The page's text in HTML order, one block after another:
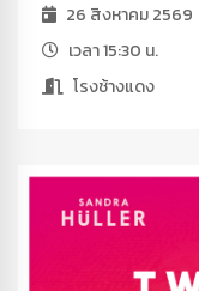
26 สิงหาคม 2569
เวลา 15:30 น.
โรงช้างแดง